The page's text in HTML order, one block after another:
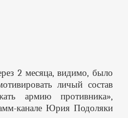
2 месяца, видимо, было
личый состав
армию противника»,
канале Юрия Подоляки